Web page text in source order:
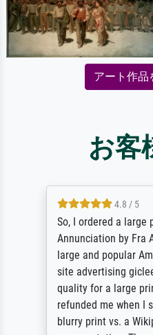
アート作品
お客
4.8 / 5
So, I ordered a large
Annunciation by Fra
large and popular
site advertising
quality for a large
refunded me when I
blurry print vs. a